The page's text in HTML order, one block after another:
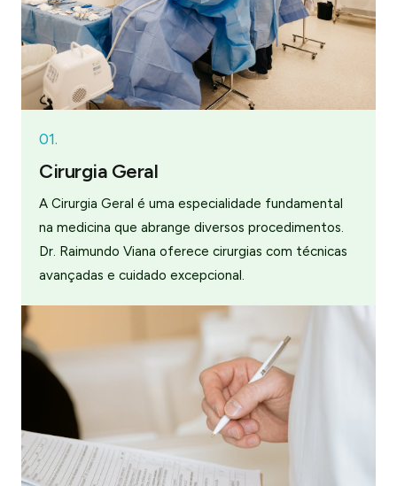
01.
Cirurgia Geral
A Cirurgia Geral é uma especialidade fundamental
na medicina que abrange diversos procedimentos.
Dr. Raimundo Viana oferece cirurgias com técnicas
avançadas e cuidado excepcional.